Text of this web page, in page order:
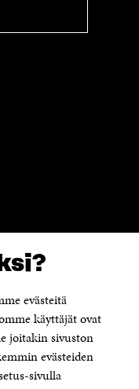
evästeitä
käyttäjät ovat
joitakin sivuston
evästeiden
sivulla